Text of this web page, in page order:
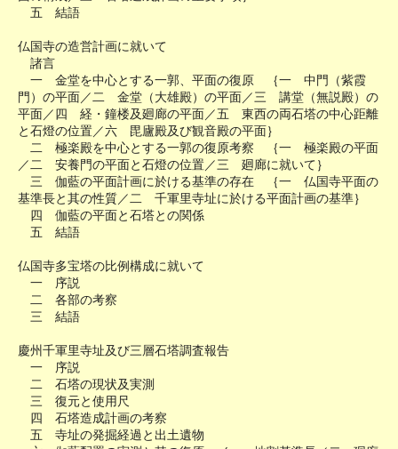
五 結語
仏国寺の造営計画に就いて
諸言
一 金堂を中心とする一郭、平面の復原 ｛一 中門（紫霞
門）の平面／二 金堂（大雄殿）の平面／三 講堂（無説殿）の
平面／四 経・鐘楼及廻廊の平面／五 東西の両石塔の中心距離
と石燈の位置／六 毘廬殿及び観音殿の平面｝
二 極楽殿を中心とする一郭の復原考察 ｛一 極楽殿の平面
／二 安養門の平面と石燈の位置／三 廻廊に就いて｝
三 伽藍の平面計画に於ける基準の存在 ｛一 仏国寺平面の
基準長と其の性質／二 千軍里寺址に於ける平面計画の基準｝
四 伽藍の平面と石塔との関係
五 結語
仏国寺多宝塔の比例構成に就いて
一 序説
二 各部の考察
三 結語
慶州千軍里寺址及び三層石塔調査報告
一 序説
二 石塔の現状及実測
三 復元と使用尺
四 石塔造成計画の考察
五 寺址の発掘経過と出土遺物